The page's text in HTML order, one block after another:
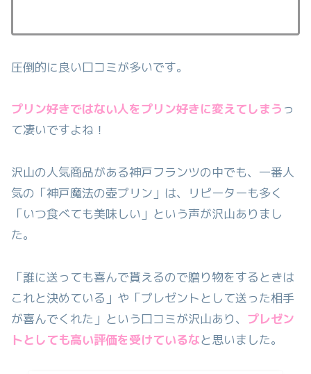
圧倒的に良い口コミが多いです。
プリン好きではない人をプリン好きに変えてしまう っ
て凄いですよね！
沢山の人気商品がある神戸フランツの中でも、一番人
気の「神戸魔法の壺プリン」は、リピーターも多く
「いつ食べても美味しい」という声が沢山ありまし
た。
「誰に送っても喜んで貰えるので贈り物をするときは
これと決めている」や「プレゼントとして送った相手
が喜んでくれた」という口コミが沢山あり、 プレゼン
トとしても高い評価を受けているなと思いました。